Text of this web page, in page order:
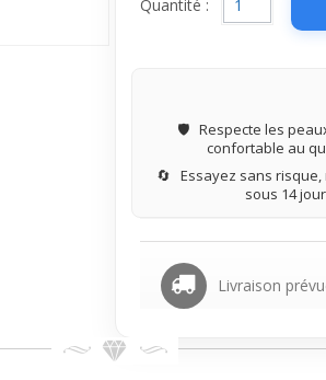
Quantité :
🛡️ Respecte les
confortable au
🔄 Essayez sans
sous 14
Livraison